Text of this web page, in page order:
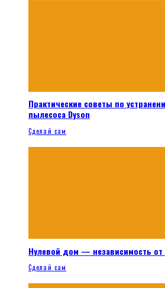
Практические советы по
пылесоса Dyson
Сделай сам
Нулевой дом — независимость от
Сделай сам